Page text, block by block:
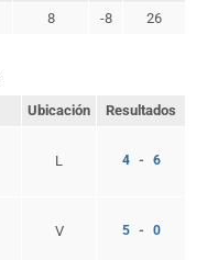
8 -8 26
Ubicación Resultados
L 4 - 6
V 5 - 0